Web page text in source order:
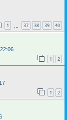
1 37 38 39 40
1 2
1 2